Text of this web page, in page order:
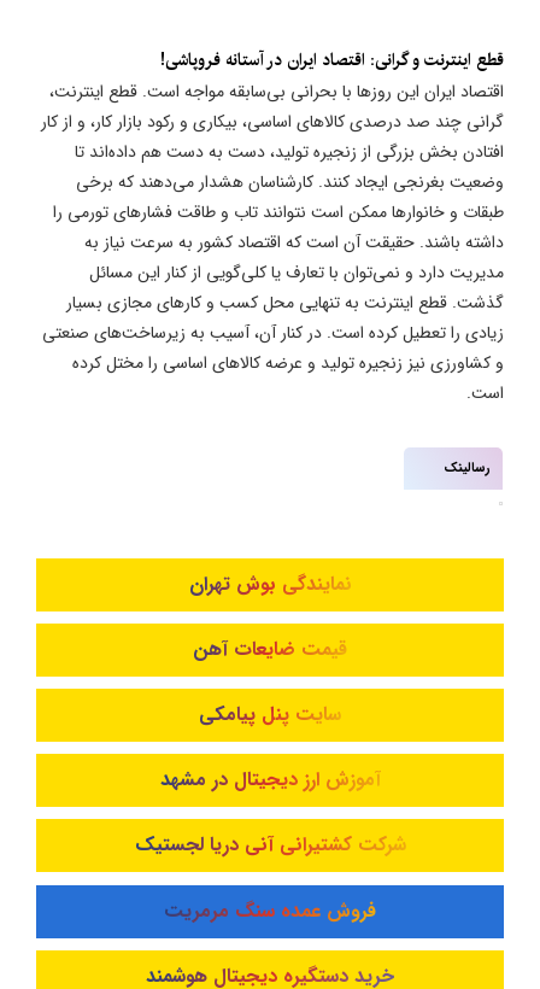
قطع اینترنت و گرانی: اقتصاد ایران در آستانه فروپاشی!
اقتصاد ایران این روزها با بحرانی بی‌سابقه مواجه است. قطع اینترنت،
گرانی چند صد درصدی کالاهای اساسی، بیکاری و رکود بازار کار، و از کار
افتادن بخش بزرگی از زنجیره تولید، دست به دست هم داده‌اند تا
وضعیت بغرنجی ایجاد کنند. کارشناسان هشدار می‌دهند که برخی
طبقات و خانوارها ممکن است نتوانند تاب و طاقت فشارهای تورمی را
داشته باشند. حقیقت آن است که اقتصاد کشور به سرعت نیاز به
مدیریت دارد و نمی‌توان با تعارف یا کلی‌گویی از کنار این مسائل
گذشت. قطع اینترنت به تنهایی محل کسب و کارهای مجازی بسیار
زیادی را تعطیل کرده است. در کنار آن، آسیب به زیرساخت‌های صنعتی
و کشاورزی نیز زنجیره تولید و عرضه کالاهای اساسی را مختل کرده
است.
رسالینک
نمایندگی بوش تهران
قیمت ضایعات آهن
سایت پنل پیامکی
آموزش ارز دیجیتال در مشهد
شرکت کشتیرانی آنی دریا لجستیک
فروش عمده سنگ مرمریت
خرید دستگیره دیجیتال هوشمند